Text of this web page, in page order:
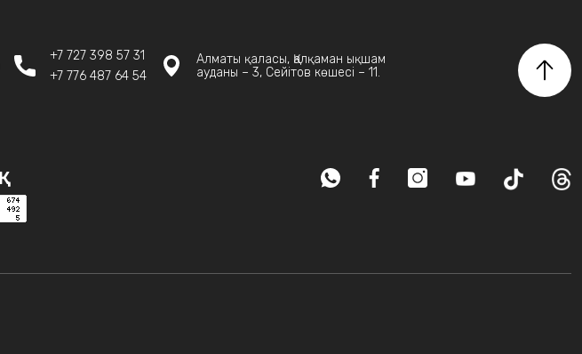
+7 727 398 57 31
+7 776 487 64 54
Алматы қаласы, Қалқаман ықшам
ауданы – 3, Сейітов көшесі – 11.